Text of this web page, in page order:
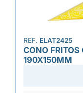
REF. ELAT2425
CONO FRITOS
190X150MM